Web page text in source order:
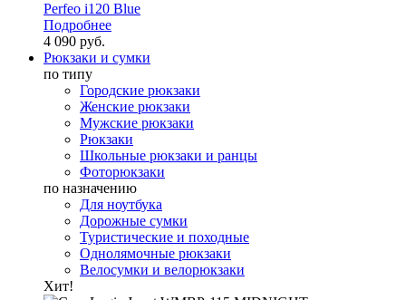
Perfeo i120 Blue
Подробнее
4 090 руб.
Рюкзаки и сумки
по типу
Городские рюкзаки
Женские рюкзаки
Мужские рюкзаки
Рюкзаки
Школьные рюкзаки и ранцы
Фоторюкзаки
по назначению
Для ноутбука
Дорожные сумки
Туристические и походные
Однолямочные рюкзаки
Велосумки и велорюкзаки
Хит!